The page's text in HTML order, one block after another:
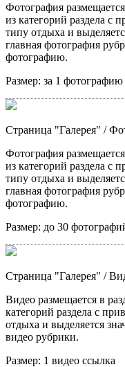
Фотография
из категорий раздела с
типу отдыха и
главная фотография
фотографию.
Размер: за 1 фотографию
Страница "Галерея" /
Фотография
из категорий раздела с
типу отдыха и
главная фотография
фотографию.
Размер: до 30
Страница "Галерея" /
Видео размещается в
категорий раздела с
отдыха и выделяется
видео рубрики.
Размер: 1 видео ссылка